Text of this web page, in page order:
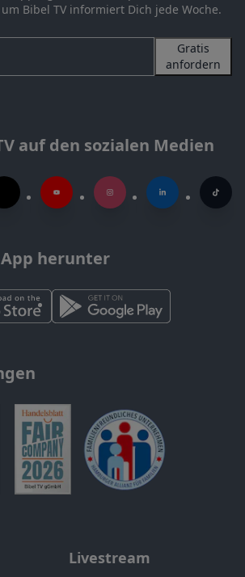
Bibel TV informiert Dich jede Woche.
Gratis
anfordern
auf den sozialen Medien
herunter
Livestream